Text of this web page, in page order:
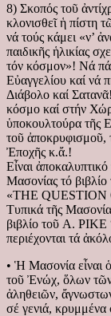
8) Σκοπός τοῦ
κλονισθεῖ ἡ πίστη
νά τούς κάμει «ν’
παιδικῆς ἡλικίας
τόν κόσμον»! Νά
Εὐαγγελίου καί νά
Διάβολο καί
κόσμο καί στήν
ὑποκουλτούρα τῆς
τοῦ ἀποκρυφισμοῦ,
Ἐποχῆς κ.ἄ.!
Εἶναι
Μασονίας τό
«THE QUESTION
Τυπικά τῆς
βιβλίο τοῦ A. PIKE
περιέχονται τά
• Ἡ Μασονία εἶναι
τοῦ Ἐνώχ, ὅλων
ἀληθειῶν,
σέ γενιά,